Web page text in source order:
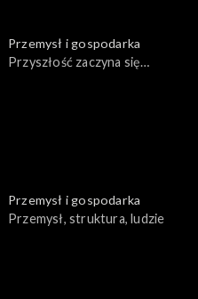
Przemysł i gospodarka
Przyszłość zaczyna się
Przemysł i gospodarka
Przemysł, struktura, ludzie